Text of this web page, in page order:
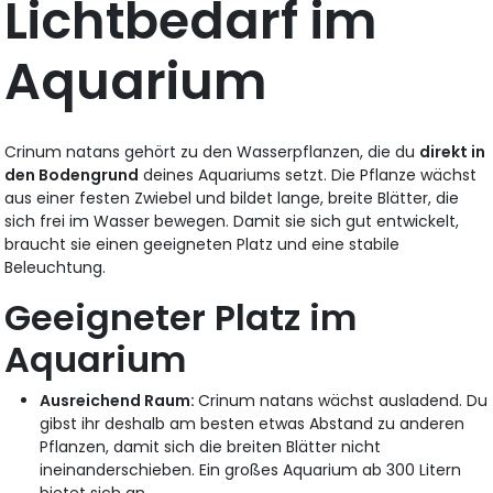
Lichtbedarf im
Aquarium
Crinum natans gehört zu den Wasserpflanzen, die du direkt in
den Bodengrund deines Aquariums setzt. Die Pflanze wächst
aus einer festen Zwiebel und bildet lange, breite Blätter, die
sich frei im Wasser bewegen. Damit sie sich gut entwickelt,
braucht sie einen geeigneten Platz und eine stabile
Beleuchtung.
Geeigneter Platz im
Aquarium
Ausreichend Raum:Crinum natans wächst ausladend. Du
gibst ihr deshalb am besten etwas Abstand zu anderen
Pflanzen, damit sich die breiten Blätter nicht
ineinanderschieben. Ein großes Aquarium ab 300 Litern